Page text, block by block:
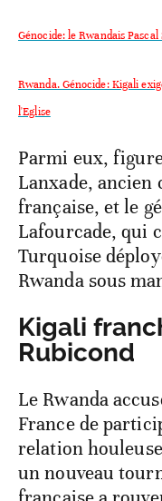
Génocide: le Rwandais
Rwanda. Génocide: Kigali
l'Eglise
Parmi eux,
Lanxade, ancien
française, et le
Lafourcade, qui
Turquoise
Rwanda sous
Kigali
Rubicond
Le Rwanda
France de
relation
un nouveau